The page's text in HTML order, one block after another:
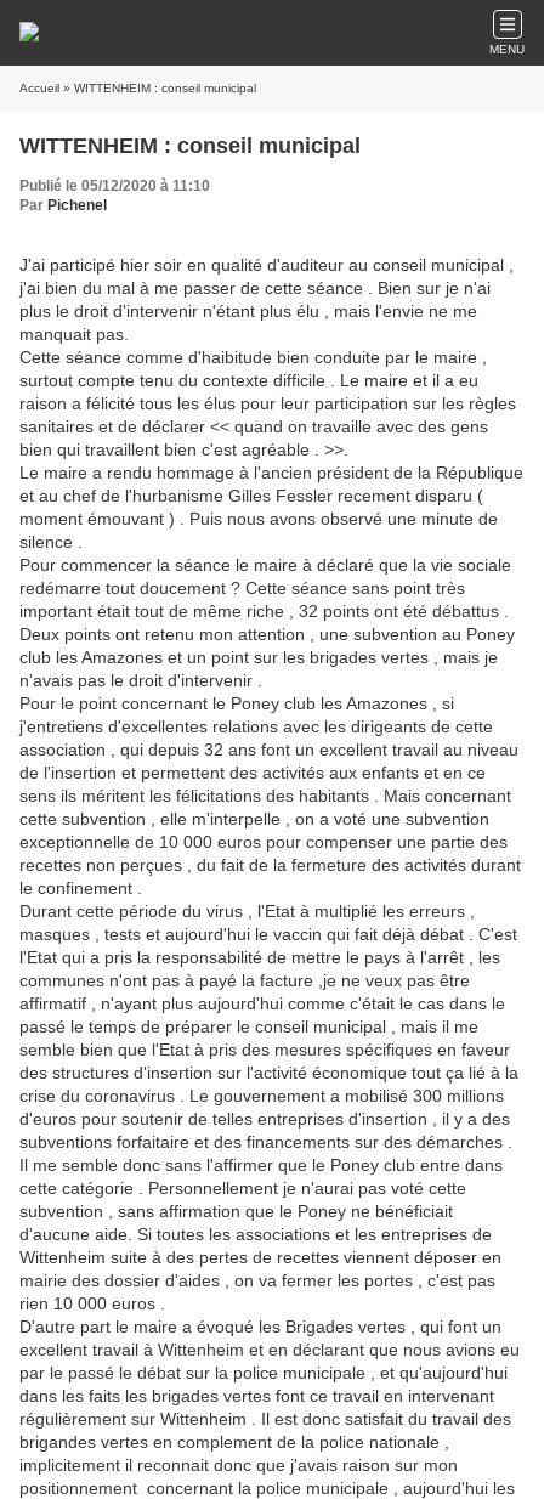
MENU
Accueil » WITTENHEIM : conseil municipal
WITTENHEIM : conseil municipal
Publié le 05/12/2020 à 11:10
Par Pichenel
J'ai participé hier soir en qualité d'auditeur au conseil municipal ,
j'ai bien du mal à me passer de cette séance . Bien sur je n'ai
plus le droit d'intervenir n'étant plus élu , mais l'envie ne me
manquait pas.
Cette séance comme d'haibitude bien conduite par le maire ,
surtout compte tenu du contexte difficile . Le maire et il a eu
raison a félicité tous les élus pour leur participation sur les règles
sanitaires et de déclarer << quand on travaille avec des gens
bien qui travaillent bien c'est agréable . >>.
Le maire a rendu hommage à l'ancien président de la République
et au chef de l'hurbanisme Gilles Fessler recement disparu (
moment émouvant ) . Puis nous avons observé une minute de
silence .
Pour commencer la séance le maire à déclaré que la vie sociale
redémarre tout doucement ? Cette séance sans point très
important était tout de même riche , 32 points ont été débattus .
Deux points ont retenu mon attention , une subvention au Poney
club les Amazones et un point sur les brigades vertes , mais je
n'avais pas le droit d'intervenir .
Pour le point concernant le Poney club les Amazones , si
j'entretiens d'excellentes relations avec les dirigeants de cette
association , qui depuis 32 ans font un excellent travail au niveau
de l'insertion et permettent des activités aux enfants et en ce
sens ils méritent les félicitations des habitants . Mais concernant
cette subvention , elle m'interpelle , on a voté une subvention
exceptionnelle de 10 000 euros pour compenser une partie des
recettes non perçues , du fait de la fermeture des activités durant
le confinement .
Durant cette période du virus , l'Etat à multiplié les erreurs ,
masques , tests et aujourd'hui le vaccin qui fait déjà débat . C'est
l'Etat qui a pris la responsabilité de mettre le pays à l'arrêt , les
communes n'ont pas à payé la facture ,je ne veux pas être
affirmatif , n'ayant plus aujourd'hui comme c'était le cas dans le
passé le temps de préparer le conseil municipal , mais il me
semble bien que l'Etat à pris des mesures spécifiques en faveur
des structures d'insertion sur l'activité économique tout ça lié à la
crise du coronavirus . Le gouvernement a mobilisé 300 millions
d'euros pour soutenir de telles entreprises d'insertion , il y a des
subventions forfaitaire et des financements sur des démarches .
Il me semble donc sans l'affirmer que le Poney club entre dans
cette catégorie . Personnellement je n'aurai pas voté cette
subvention , sans affirmation que le Poney ne bénéficiait
d'aucune aide. Si toutes les associations et les entreprises de
Wittenheim suite à des pertes de recettes viennent déposer en
mairie des dossier d'aides , on va fermer les portes , c'est pas
rien 10 000 euros .
D'autre part le maire a évoqué les Brigades vertes , qui font un
excellent travail à Wittenheim et en déclarant que nous avions eu
par le passé le débat sur la police municipale , et qu'aujourd'hui
dans les faits les brigades vertes font ce travail en intervenant
régulièrement sur Wittenheim . Il est donc satisfait du travail des
brigandes vertes en complement de la police nationale ,
implicitement il reconnait donc que j'avais raison sur mon
positionnement concernant la police municipale , aujourd'hui les